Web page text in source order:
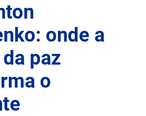
onde a
paz
o